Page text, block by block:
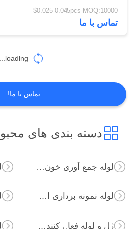
لوله خون گلوکز
46
لوله لیتیوم
49
$0.025-0.045pcs MOQ:10000
تماس با ما
loading...
تماس با ما!
دسته بندی های
لوله جمع آوری خون خلاء
لوله نمونه برداری از ویروس
ژل و لوله فعال کننده لخته